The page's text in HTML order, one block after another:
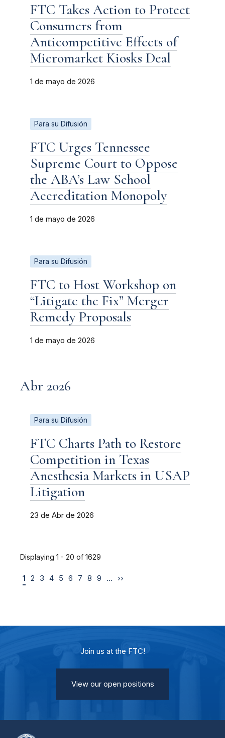
FTC Takes Action to Protect
Consumers from
Anticompetitive Effects of
Micromarket Kiosks Deal
1 de mayo de 2026
Para su Difusión
FTC Urges Tennessee
Supreme Court to Oppose
the ABA’s Law School
Accreditation Monopoly
1 de mayo de 2026
Para su Difusión
FTC to Host Workshop on
“Litigate the Fix” Merger
Remedy Proposals
1 de mayo de 2026
Abr 2026
Para su Difusión
FTC Charts Path to Restore
Competition in Texas
Anesthesia Markets in USAP
Litigation
23 de Abr de 2026
Displaying 1 - 20 of 1629
1 2 3 4 5 6 7 8 9 … ››
Join us at the FTC!
View our open positions